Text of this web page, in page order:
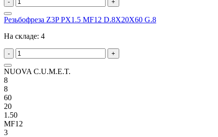
- +
Резьбофреза Z3P PX1.5 MF12 D.8X20X60 G.8
На складе: 4
- +
NUOVA C.U.M.E.T.
8
8
60
20
1.50
MF12
3